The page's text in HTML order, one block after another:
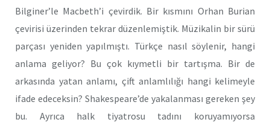
Bilginer’le Macbeth’i çevirdik. Bir kısmını Orhan Burian
çevirisi üzerinden tekrar düzenlemiştik. Müzikalin bir sürü
parçası yeniden yapılmıştı. Türkçe nasıl söylenir, hangi
anlama geliyor? Bu çok kıymetli bir tartışma. Bir de
arkasında yatan anlamı, çift anlamlılığı hangi kelimeyle
ifade edeceksin? Shakespeare’de yakalanması gereken şey
bu. Ayrıca halk tiyatrosu tadını koruyamıyorsa